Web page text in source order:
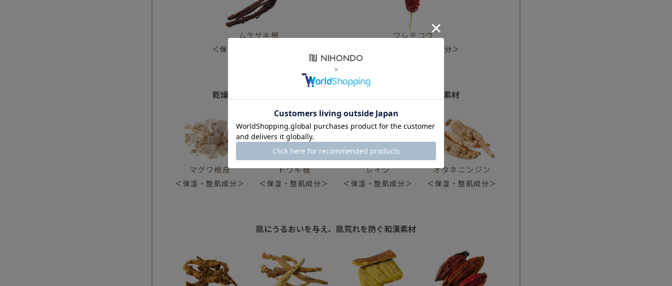
ムラサキ根
＜保湿・肌荒れ防止成分＞
ワレモコウ
＜保湿・肌荒れ防止成分＞
乾燥によるくすみを防ぎ、イキイキとつややかな肌に整える和漢素材
マグワ根皮
＜保湿・整肌成分＞
トウキ根
＜保湿・整肌成分＞
レイシ
＜保湿・整肌成分＞
オタネニンジン
＜保湿・整肌成分＞
肌にうるおいを与え、肌荒れを防ぐ和漢素材